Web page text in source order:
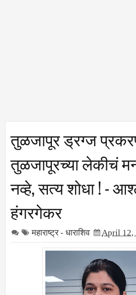
तुळजापूर ड्रग्ज
तुळजापूरच्या लेकीचं
नव्हे, सत्य शोधा ! -
हंगरगेकर
महाराष्ट्र - धाराशिव April 12,